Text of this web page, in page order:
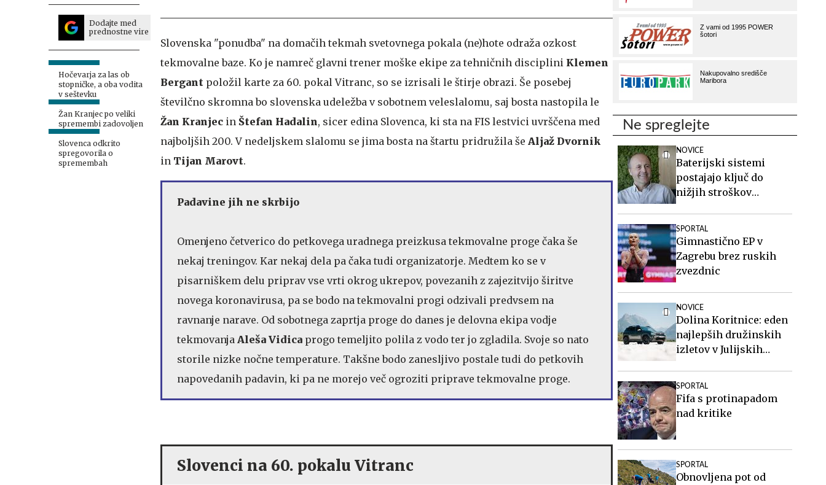
Dodajte med
prednostne vire
Hočevarja za las ob
stopničke, a oba vodita
v seštevku
Žan Kranjec po veliki
spremembi zadovoljen
Slovenca odkrito
spregovorila o
spremembah
Slovenska "ponudba" na domačih tekmah svetovnega pokala (ne)hote odraža ozkost
tekmovalne baze. Ko je namreč glavni trener moške ekipe za tehničnih disciplini Klemen
Bergant položil karte za 60. pokal Vitranc, so se izrisali le štirje obrazi. Še posebej
številčno skromna bo slovenska udeležba v sobotnem veleslalomu, saj bosta nastopila le
Žan Kranjec in Štefan Hadalin, sicer edina Slovenca, ki sta na FIS lestvici uvrščena med
najboljših 200. V nedeljskem slalomu se jima bosta na štartu pridružila še Aljaž Dvornik
in Tijan Marovt.
Padavine jih ne skrbijo
Omenjeno četverico do petkovega uradnega preizkusa tekmovalne proge čaka še
nekaj treningov. Kar nekaj dela pa čaka tudi organizatorje. Medtem ko se v
pisarniškem delu priprav vse vrti okrog ukrepov, povezanih z zajezitvijo širitve
novega koronavirusa, pa se bodo na tekmovalni progi odzivali predvsem na
ravnanje narave. Od sobotnega zaprtja proge do danes je delovna ekipa vodje
tekmovanja Aleša Vidica progo temeljito polila z vodo ter jo zgladila. Svoje so nato
storile nizke nočne temperature. Takšne bodo zanesljivo postale tudi do petkovih
napovedanih padavin, ki pa ne morejo več ogroziti priprave tekmovalne proge.
Slovenci na 60. pokalu Vitranc
Ne spreglejte
NOVICE
Baterijski sistemi
postajajo ključ do
nižjih stroškov
SPORTAL
Gimnastično EP v
Zagrebu brez ruskih
zvezdnic
NOVICE
Dolina Koritnice: eden
najlepših družinskih
izletov v Julijskih
SPORTAL
Fifa s protinapadom
nad kritike
SPORTAL
Obnovljena pot od